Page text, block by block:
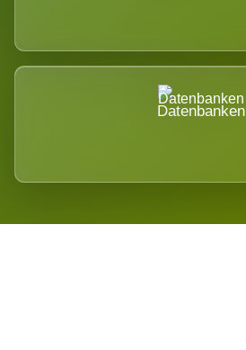
Datenbanken